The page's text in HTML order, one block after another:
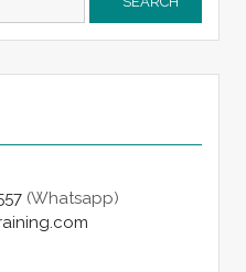
(Whatsapp)